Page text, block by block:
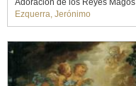
Adoración de los Reyes Magos
Ezquerra, Jerónimo